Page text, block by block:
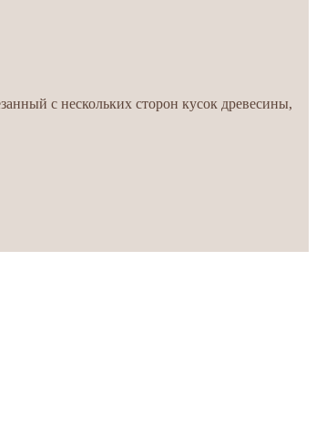
с нескольких сторон кусок древесины,